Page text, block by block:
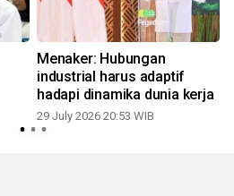
Menaker: Hubungan
industrial harus adaptif
hadapi dinamika dunia kerja
29 July 2026 20:53 WIB